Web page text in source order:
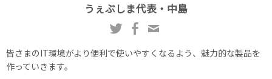
うぇぶしま代表・中島
皆さまのIT環境がより便利で使いやすくなるよう、魅力的な製品を
作っていきます。